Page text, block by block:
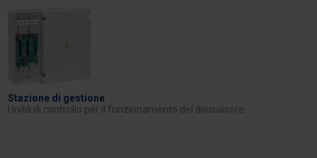
Stazione di gestione
Unità di controllo per il funzionamento del dissuasore.